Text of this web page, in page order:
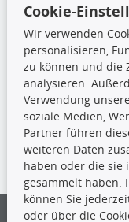
Schneeketten
TecDoc Inside
Die hier angezeigten
nicht kopiert werden.
Es ist zu unterlassen, die
vorherige Zustimmung
und/oder diese
Cookie-
Wir verwenden
personalisieren,
zu können und die
analysieren.
Verwendung
soziale Medien,
Partner führen
weiteren Daten
haben oder die sie
gesammelt haben.
können Sie
oder über die